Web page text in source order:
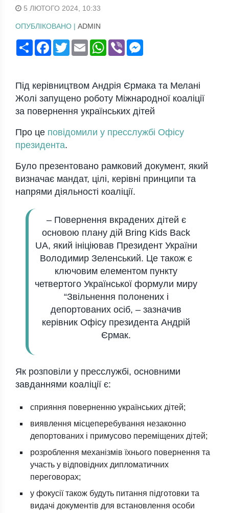
5 ЛЮТОГО 2024, 10:33
ОПУБЛІКОВАНО | ADMIN
ПоширитиFacebook
TwitterEmail WhatsApp
Viber
Під керівництвом Андрія Єрмака та Мелані
Жолі запущено роботу Міжнародної коаліції
за повернення українських дітей
Про це повідомили у пресслужбі Офісу
президента.
Було презентовано рамковий документ, який
визначає мандат, цілі, керівні принципи та
напрями діяльності коаліції.
– Повернення вкрадених дітей є
основою плану дій Bring Kids Back
UA, який ініціював Президент України
Володимир Зеленський. Це також є
ключовим елементом пункту
четвертого Української формули миру
“Звільнення полонених і
депортованих осіб, – зазначив
керівник Офісу президента Андрій
Єрмак.
Як розповіли у пресслужбі, основними
завданнями коаліції є:
сприяння поверненню українських дітей;
виявлення місцеперебування незаконно
депортованих і примусово переміщених дітей;
розроблення механізмів їхнього повернення та
участь у відповідних дипломатичних
переговорах;
у фокусії також будуть питання підготовки та
видачі документів для встановлення особи